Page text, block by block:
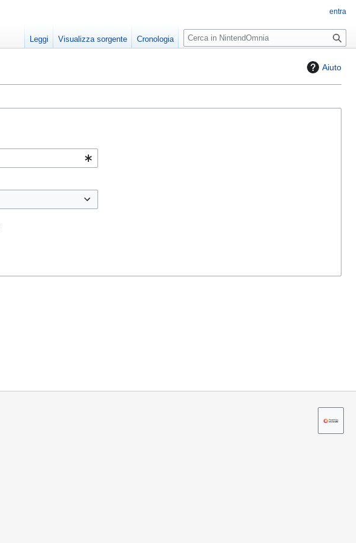
Aiuto
entra
Leggi Visualizza sorgente Cronologia
R
i
r